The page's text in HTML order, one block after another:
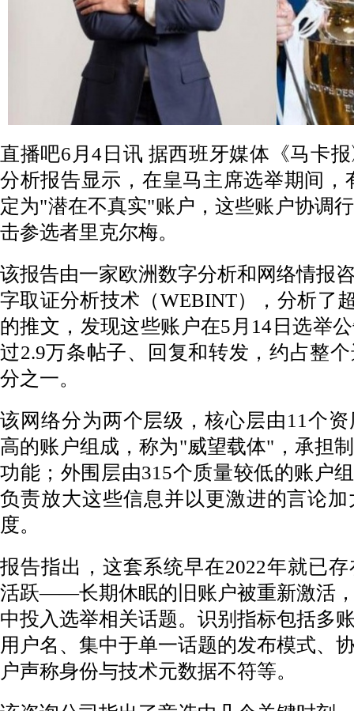
直播吧6月4日讯 据西班牙媒体《马卡
分析报告显示，在皇马主席选举期间，
定为"潜在不真实"账户，这些账户协调
击参选者里克尔梅。
该报告由一家欧洲数字分析和网络情报
字取证分析技术（WEBINT），分析了
的推文，发现这些账户在5月14日选举
过2.9万条帖子、回复和转发，约占整
分之一。
该网络分为两个层级，核心层由11个
高的账户组成，称为"威望载体"，承担
功能；外围层由315个质量较低的账户
负责放大这些信息并以更激进的言论
度。
报告指出，这套系统早在2022年就已
活跃——长期休眠的旧账户被重新激活
中投入选举相关话题。识别指标包括多
用户名、集中于单一话题的发布模式、
户声称身份与技术元数据不符等。